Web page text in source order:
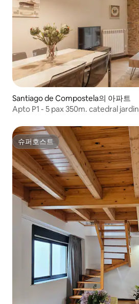
Santiago de Compostela의 아파트
Apto P1 - 5 pax 350m. catedral jardin
슈퍼호스트
슈퍼호스트